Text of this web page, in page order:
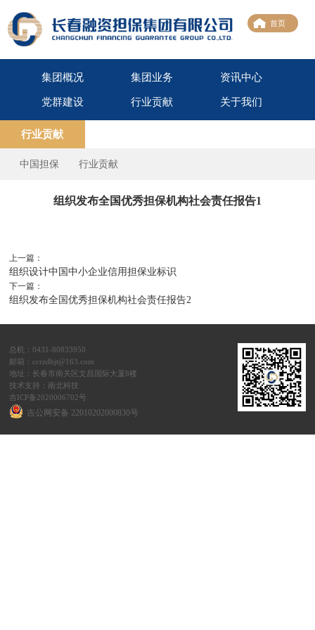
首页
集团概况 集团业务 资讯中心
党群建设 行业贡献 关于我们
行业贡献
中国担保 行业贡献
组织发布全国优秀担保机构社会责任报告1
上一篇：
组织设计中国中小企业信用担保业标识
下一篇：
组织发布全国优秀担保机构社会责任报告2
总机：0431-80833950
邮箱：ccrzdbjt@163.com
地址：长春市南关区文昌国际大厦8楼
技术支持：南北科技
吉ICP备2020006702号
吉公网安备 22010202000830号